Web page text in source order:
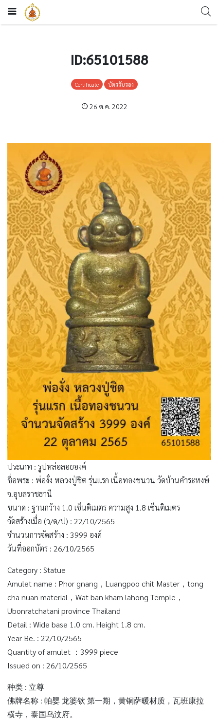
ID:65101588
Certificate บัตรรับรอง
26 ต.ค. 2022
ประเภท : รูปหล่อลอยองค์
ชื่อพระ : พ่องั่ง หลวงปู่ชิต รุ่นแรก เนื้อทองชนวน วัดบ้านคำระหงษ์
จ.อุบลราชธานี
ขนาด : ฐานกว้าง 1.0 เซ็นติเมตร ความสูง 1.8 เซ็นติเมตร
จัดสร้างเมื่อ (ว/ด/ป) : 22/10/2565
จำนวนการจัดสร้าง : 3999 องค์
วันที่ออกบัตร : 26/10/2565
Category : Statue
Amulet name : Phor gnang，Luangpoo chit Master，tong
cha nuan material，Wat ban kham lahong Temple，
Ubonratchatani province Thailand
Detail : Wide base 1.0 cm. Height 1.8 cm.
Year Be. : 22/10/2565
Quantity of amulet ：3999 piece
Issued on : 26/10/2565
种类 : 立尊
佛牌名称 : 帕婴 龙婆钦 第一期，黄铜萨暖材质，瓦班康拉
横寺，泰国乌汶府。